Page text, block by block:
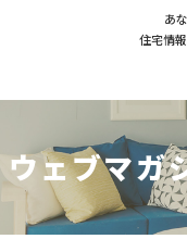
あ
住宅情報
ウェブマガ